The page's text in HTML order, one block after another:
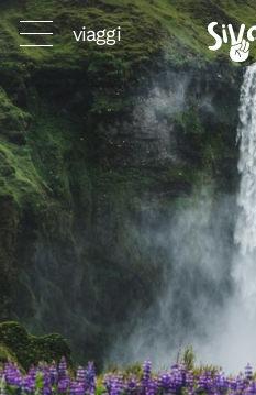
viaggi